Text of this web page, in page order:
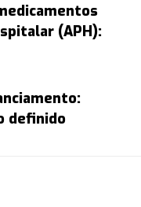
(APH):
definido